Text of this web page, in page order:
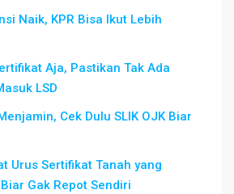
Naik, KPR Bisa Ikut Lebih
Aja, Pastikan Tak Ada
LSD
Cek Dulu SLIK OJK Biar
Urus Sertifikat Tanah yang
Gak Repot Sendiri